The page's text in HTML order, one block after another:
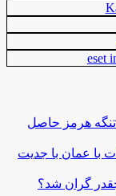
تنگه هرمز حاصل
با عمان با جدیت